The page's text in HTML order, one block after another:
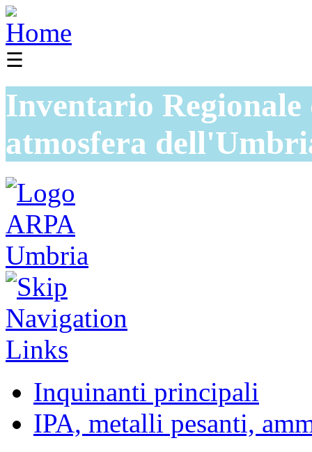
☰
Inventario
atmosfera
Inquinanti principali
IPA, metalli pesanti,